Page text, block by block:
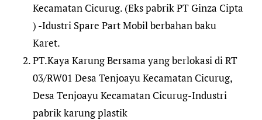
Kecamatan Cicurug. (Eks pabrik PT Ginza Cipta
) -Idustri Spare Part Mobil berbahan baku
Karet.
PT.Kaya Karung Bersama yang berlokasi di RT
03/RW01 Desa Tenjoayu Kecamatan Cicurug,
Desa Tenjoayu Kecamatan Cicurug-Industri
pabrik karung plastik